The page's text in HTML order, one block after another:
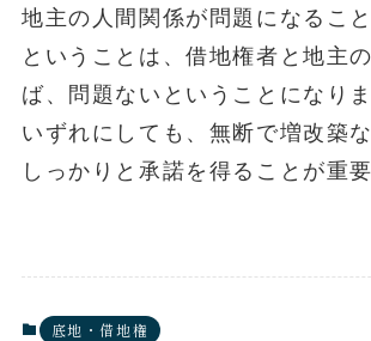
地主の人間関係が問題になるこ
ということは、借地権者と地主
ば、問題ないということになりま
いずれにしても、無断で増改築
しっかりと承諾を得ることが重要
底地・借地権